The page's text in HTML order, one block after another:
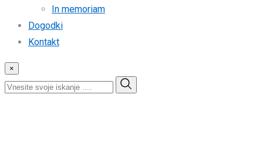
In memoriam
Dogodki
Kontakt
×